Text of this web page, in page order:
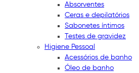
Absorventes
Ceras e depilatórios
Sabonetes íntimos
Testes de gravidez
Higiene Pessoal
Acessórios de banho
Óleo de banho